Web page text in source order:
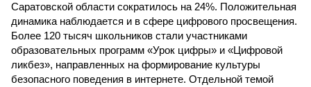
Саратовской области сократилось на 24%. Положительная
динамика наблюдается и в сфере цифрового просвещения.
Более 120 тысяч школьников стали участниками
образовательных программ «Урок цифры» и «Цифровой
ликбез», направленных на формирование культуры
безопасного поведения в интернете. Отдельной темой